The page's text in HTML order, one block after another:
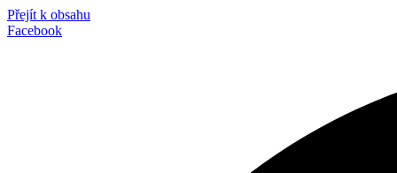
Přejít k obsahu
Facebook